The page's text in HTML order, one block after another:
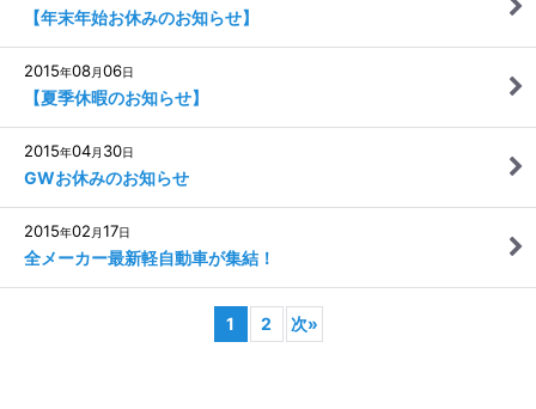
【年末年始お休みのお知らせ】
2015年08月06日
【夏季休暇のお知らせ】
2015年04月 30日
GWお休みのお知らせ
2015年02 月17日
全メーカー最新軽自動車が集結！
1 2 次»